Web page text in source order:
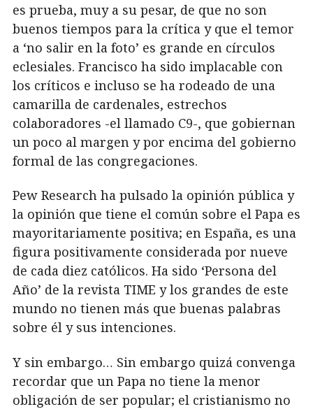
es prueba, muy a su pesar, de que no son
buenos tiempos para la crítica y que el temor
a ‘no salir en la foto’ es grande en círculos
eclesiales. Francisco ha sido implacable con
los críticos e incluso se ha rodeado de una
camarilla de cardenales, estrechos
colaboradores -el llamado C9-, que gobiernan
un poco al margen y por encima del gobierno
formal de las congregaciones.
Pew Research ha pulsado la opinión pública y
la opinión que tiene el común sobre el Papa es
mayoritariamente positiva; en España, es una
figura positivamente considerada por nueve
de cada diez católicos. Ha sido ‘Persona del
Año’ de la revista TIME y los grandes de este
mundo no tienen más que buenas palabras
sobre él y sus intenciones.
Y sin embargo… Sin embargo quizá convenga
recordar que un Papa no tiene la menor
obligación de ser popular; el cristianismo no